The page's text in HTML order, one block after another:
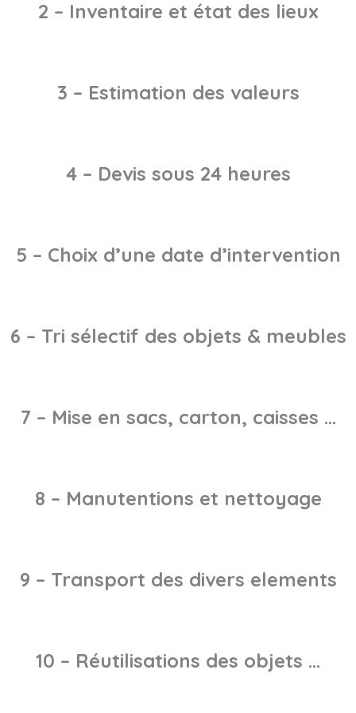
2 – Inventaire et état des lieux
3 – Estimation des valeurs
4 – Devis sous 24 heures
5 – Choix d’une date d’intervention
6 – Tri sélectif des objets & meubles
7 – Mise en sacs, carton, caisses …
8 – Manutentions et nettoyage
9 – Transport des divers elements
10 – Réutilisations des objets …